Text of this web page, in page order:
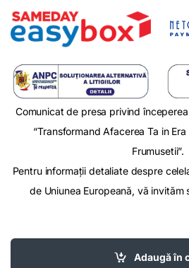
Adaugă în
Comunicat de presa privind
“Transformand Afacerea Ta in
Frumusetii”.
Pentru informații detaliate despre
de Uniunea Europeană, vă invităm